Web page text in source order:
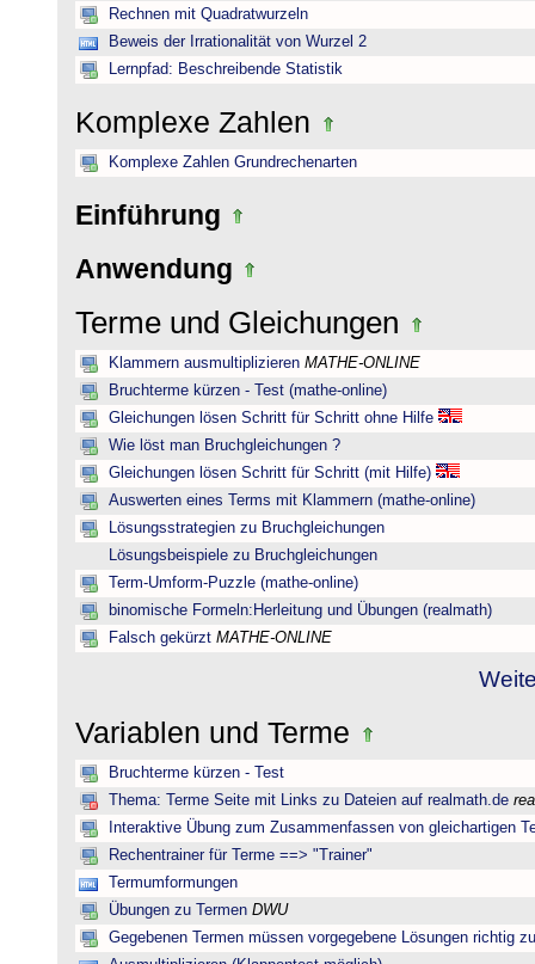
Rechnen mit Quadratwurzeln
Beweis der Irrationalität von Wurzel 2
Lernpfad: Beschreibende Statistik
Komplexe Zahlen
Komplexe Zahlen Grundrechenarten
Einführung
Anwendung
Terme und Gleichungen
Klammern ausmultiplizieren MATHE-ONLINE
Bruchterme kürzen - Test (mathe-online)
Gleichungen lösen Schritt für Schritt ohne Hilfe
Wie löst man Bruchgleichungen ?
Gleichungen lösen Schritt für Schritt (mit Hilfe)
Auswerten eines Terms mit Klammern (mathe-online)
Lösungsstrategien zu Bruchgleichungen
Lösungsbeispiele zu Bruchgleichungen
Term-Umform-Puzzle (mathe-online)
binomische Formeln:Herleitung und Übungen (realmath)
Falsch gekürzt MATHE-ONLINE
Variablen und Terme
Bruchterme kürzen - Test
Thema: Terme Seite mit Links zu Dateien auf realmath.de
Interaktive Übung zum Zusammenfassen von gleichartigen
Rechentrainer für Terme ==> "Trainer"
Termumformungen
Übungen zu Termen DWU
Gegebenen Termen müssen vorgegebene Lösungen richtig